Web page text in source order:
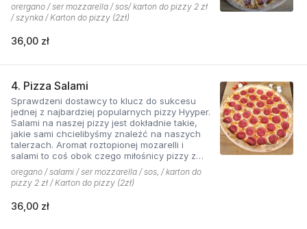
orergano / ser mozzarella / sos/ karton do pizzy 2 zł
/ szynka / Karton do pizzy (2zł)
36,00 zł
4. Pizza Salami
Sprawdzeni dostawcy to klucz do sukcesu
jednej z najbardziej popularnych pizzy Hyyper.
Salami na naszej pizzy jest dokładnie takie,
jakie sami chcielibyśmy znaleźć na naszych
talerzach. Aromat roztopionej mozarelli i
salami to coś obok czego miłośnicy pizzy z
mięsem nie przejdą obojętnie!
oregano / salami / ser mozzarella / sos, / karton do
pizzy 2 zł / Karton do pizzy (2zł)
36,00 zł